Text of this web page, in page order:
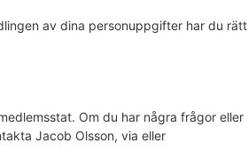
av dina personuppgifter har du rätt
Om du har några frågor eller
Jacob Olsson, via eller